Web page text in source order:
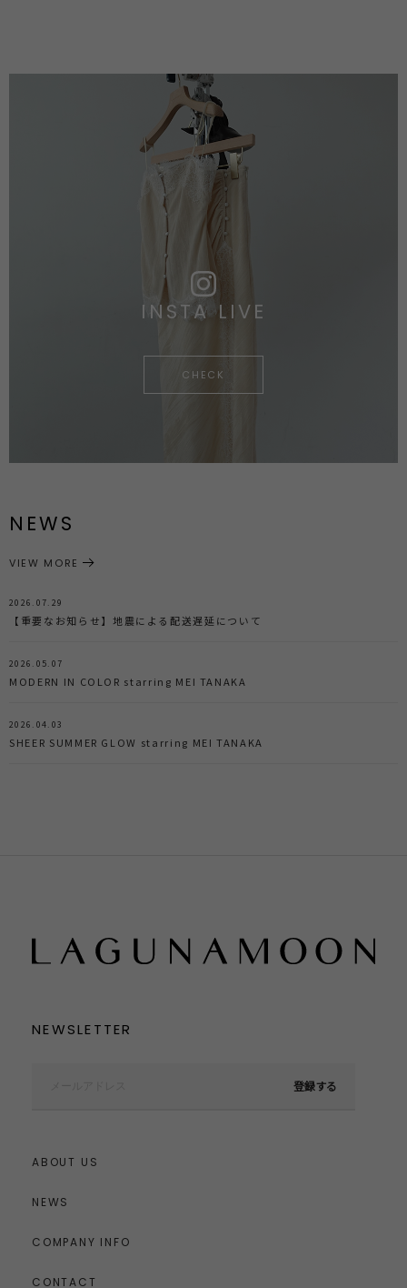
INSTA LIVE
CHECK
NEWS
2026.07.29
【重要なお知らせ】地震による配送遅延について
2026.05.07
MODERN IN COLOR starring MEI TANAKA
2026.04.03
SHEER SUMMER GLOW starring MEI TANAKA
VIEW MORE
NEWSLETTER
登録する
ABOUT US
NEWS
COMPANY INFO
CONTACT